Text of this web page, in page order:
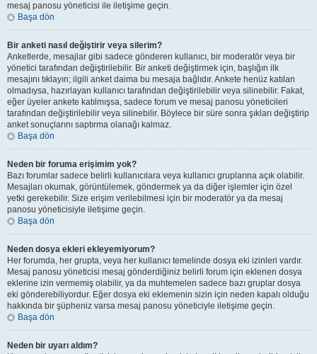
mesaj panosu yöneticisi ile iletişime geçin.
Başa dön
Bir anketi nasıl değiştirir veya silerim?
Anketlerde, mesajlar gibi sadece gönderen kullanıcı, bir moderatör veya bir
yönetici tarafından değiştirilebilir. Bir anketi değiştirmek için, başlığın ilk
mesajını tıklayın; ilgili anket daima bu mesaja bağlıdır. Ankete henüz katılan
olmadıysa, hazırlayan kullanıcı tarafından değiştirilebilir veya silinebilir. Fakat,
eğer üyeler ankete katılmışsa, sadece forum ve mesaj panosu yöneticileri
tarafından değiştirilebilir veya silinebilir. Böylece bir süre sonra şıkları değiştirip
anket sonuçlarını saptırma olanağı kalmaz.
Başa dön
Neden bir foruma erişimim yok?
Bazı forumlar sadece belirli kullanıcılara veya kullanıcı gruplarına açık olabilir.
Mesajları okumak, görüntülemek, göndermek ya da diğer işlemler için özel
yetki gerekebilir. Size erişim verilebilmesi için bir moderatör ya da mesaj
panosu yöneticisiyle iletişime geçin.
Başa dön
Neden dosya ekleri ekleyemiyorum?
Her forumda, her grupta, veya her kullanıcı temelinde dosya eki izinleri vardır.
Mesaj panosu yöneticisi mesaj gönderdiğiniz belirli forum için eklenen dosya
eklerine izin vermemiş olabilir, ya da muhtemelen sadece bazı gruplar dosya
eki gönderebiliyordur. Eğer dosya eki eklemenin sizin için neden kapalı olduğu
hakkında bir şüpheniz varsa mesaj panosu yöneticiyle iletişime geçin.
Başa dön
Neden bir uyarı aldım?